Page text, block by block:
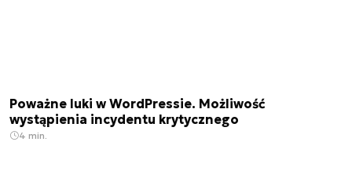
Poważne luki w WordPressie. Możliwość
wystąpienia incydentu krytycznego
4 min.